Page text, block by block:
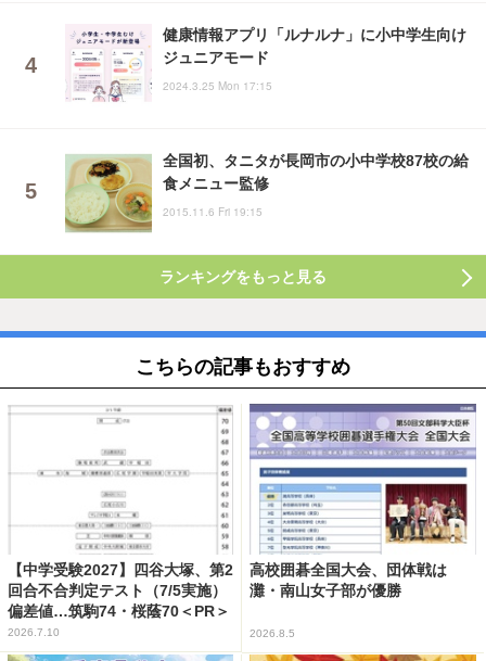
健康情報アプリ「ルナルナ」に小中学生向け
ジュニアモード
2024.3.25 Mon 17:15
全国初、タニタが長岡市の小中学校87校の給
食メニュー監修
2015.11.6 Fri 19:15
ランキングをもっと見る
こちらの記事もおすすめ
【中学受験2027】四谷大塚、第2
回合不合判定テスト（7/5実施）
偏差値…筑駒74・桜蔭70＜PR＞
2026.7.10
高校囲碁全国大会、団体戦は
灘・南山女子部が優勝
2026.8.5